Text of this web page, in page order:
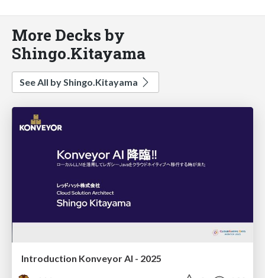
More Decks by
Shingo.Kitayama
See All by Shingo.Kitayama
Introduction Konveyor AI - 2025